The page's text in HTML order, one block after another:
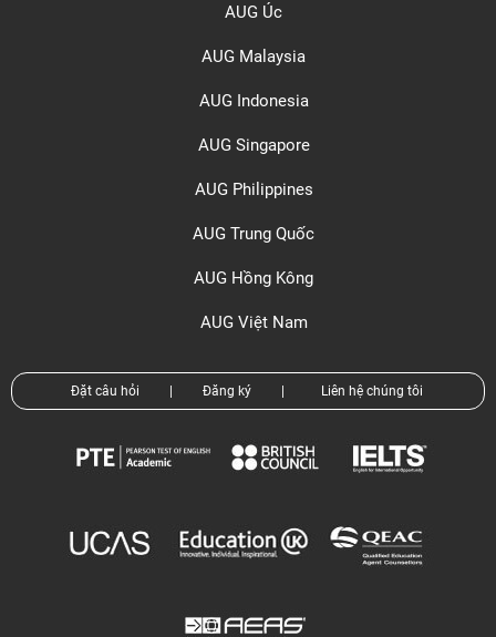
AUG Úc
AUG Malaysia
AUG Indonesia
AUG Singapore
AUG Philippines
AUG Trung Quốc
AUG Hồng Kông
AUG Việt Nam
Đặt câu hỏi Đăng ký Liên hệ chúng tôi